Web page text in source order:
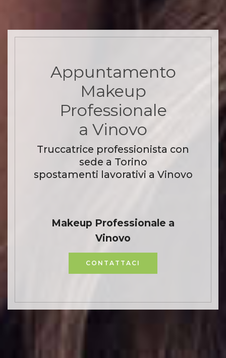
Appuntamento
Makeup
Professionale
a Vinovo
Truccatrice professionista con
sede a Torino
spostamenti lavorativi a Vinovo
Makeup Professionale a
Vinovo
CONTATTACI